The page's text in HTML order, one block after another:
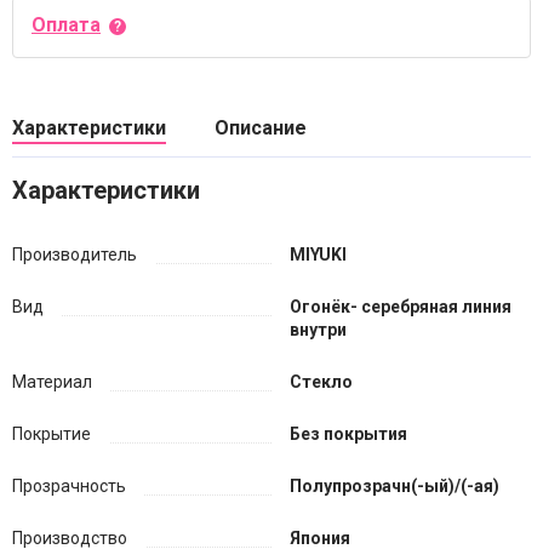
Оплата
Характеристики Описание
Характеристики
Производитель MIYUKI
Вид
Огонёк- серебряная линия
внутри
Материал Стекло
Покрытие Без покрытия
Прозрачность Полупрозрачн(-ый)/(-ая)
Производство Япония